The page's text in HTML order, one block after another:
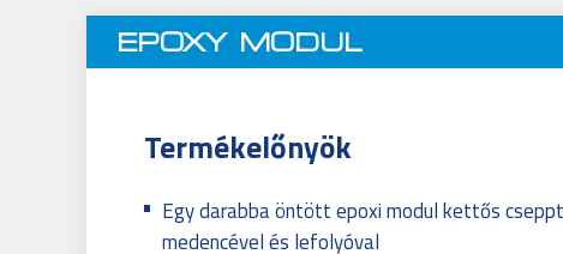
EPOXY MODUL
Termékelőnyök
Egy darabba öntött epoxi modul kettős
medencével és lefolyóval